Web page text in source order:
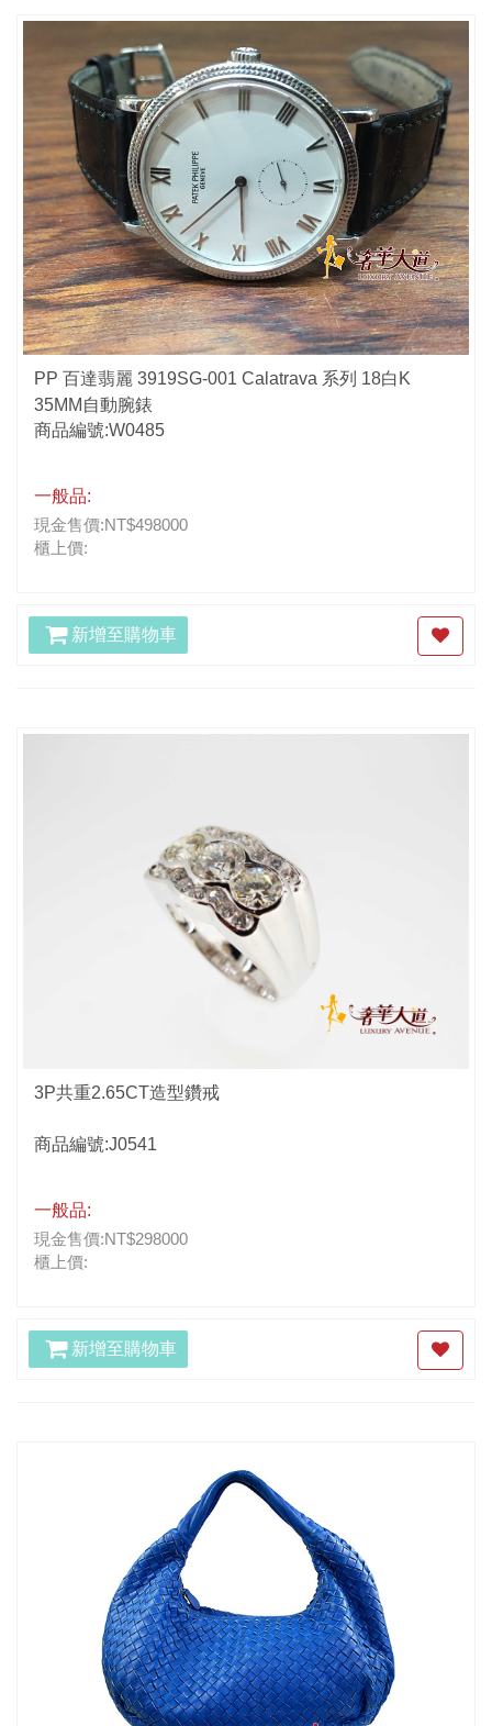
PP 百達翡麗 3919SG-001 Calatrava 系列 18白K
35MM自動腕錶
商品編號:W0485
一般品:
現金售價:NT$498000
櫃上價:
新增至購物車
3P共重2.65CT造型鑽戒
商品編號:J0541
一般品:
現金售價:NT$298000
櫃上價:
新增至購物車